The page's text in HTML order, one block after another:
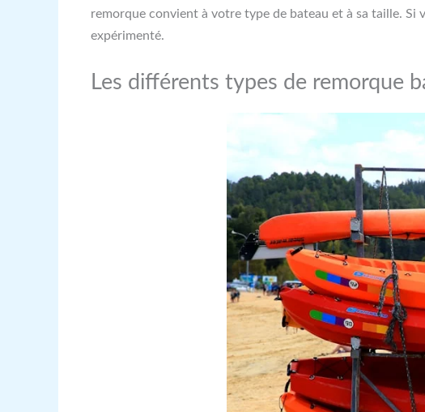
remorque convient à votre type de bateau et à sa taille. Si
expérimenté.
Les différents types de remorque